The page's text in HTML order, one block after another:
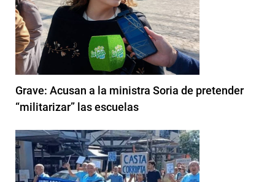
Grave: Acusan a la ministra Soria de pretender
“militarizar” las escuelas